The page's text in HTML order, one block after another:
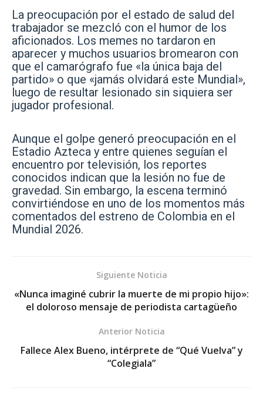
La preocupación por el estado de salud del
trabajador se mezcló con el humor de los
aficionados. Los memes no tardaron en
aparecer y muchos usuarios bromearon con
que el camarógrafo fue «la única baja del
partido» o que «jamás olvidará este Mundial»,
luego de resultar lesionado sin siquiera ser
jugador profesional.
Aunque el golpe generó preocupación en el
Estadio Azteca y entre quienes seguían el
encuentro por televisión, los reportes
conocidos indican que la lesión no fue de
gravedad. Sin embargo, la escena terminó
convirtiéndose en uno de los momentos más
comentados del estreno de Colombia en el
Mundial 2026.
Siguiente Noticia
«Nunca imaginé cubrir la muerte de mi propio hijo»:
el doloroso mensaje de periodista cartagüeño
Anterior Noticia
Fallece Alex Bueno, intérprete de “Qué Vuelva” y
“Colegiala”